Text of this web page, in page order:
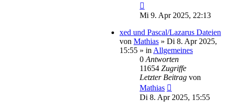
Mi 9. Apr 2025, 22:13
xed und Pascal/Lazarus Dateien
von Mathias » Di 8. Apr 2025,
15:55 » in Allgemeines
0 Antworten
11654 Zugriffe
Letzter Beitrag von
Mathias
Di 8. Apr 2025, 15:55